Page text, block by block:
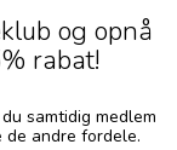
og opnå
rabat!
samtidig medlem
de andre fordele.